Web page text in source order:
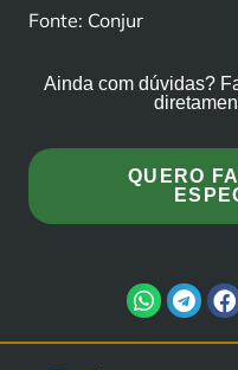
Fonte: Conjur
Ainda com dúvidas?
QUERO